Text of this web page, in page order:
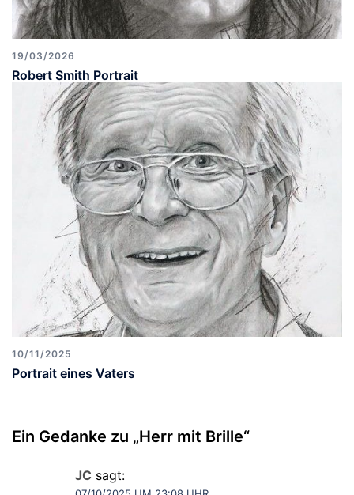
19/03/2026
Robert Smith Portrait
10/11/2025
Portrait eines Vaters
Ein Gedanke zu „Herr mit Brille“
JC sagt: